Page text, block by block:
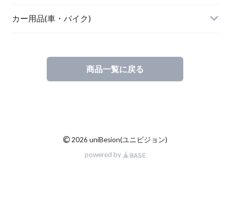
キッチングッズ
素材・ハンドメイド
トップス
カー用品(車・バイク)
商品一覧に戻る
© 2026 uniBesion(ユニビジョン)
powered by